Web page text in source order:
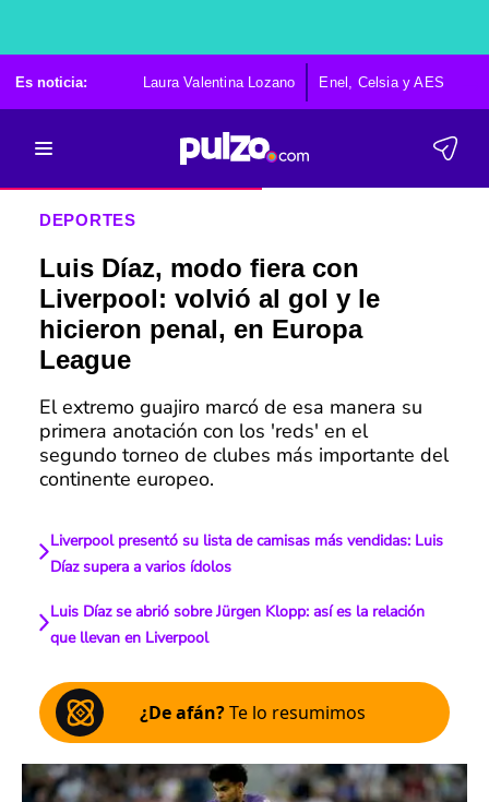
Es noticia: Laura Valentina Lozano Enel, Celsia y AES
DEPORTES
Luis Díaz, modo fiera con
Liverpool: volvió al gol y le
hicieron penal, en Europa
League
El extremo guajiro marcó de esa manera su
primera anotación con los 'reds' en el
segundo torneo de clubes más importante del
continente europeo.
Liverpool presentó su lista de camisas más vendidas: Luis
Díaz supera a varios ídolos
Luis Díaz se abrió sobre Jürgen Klopp: así es la relación
que llevan en Liverpool
¿De afán?Te lo resumimos